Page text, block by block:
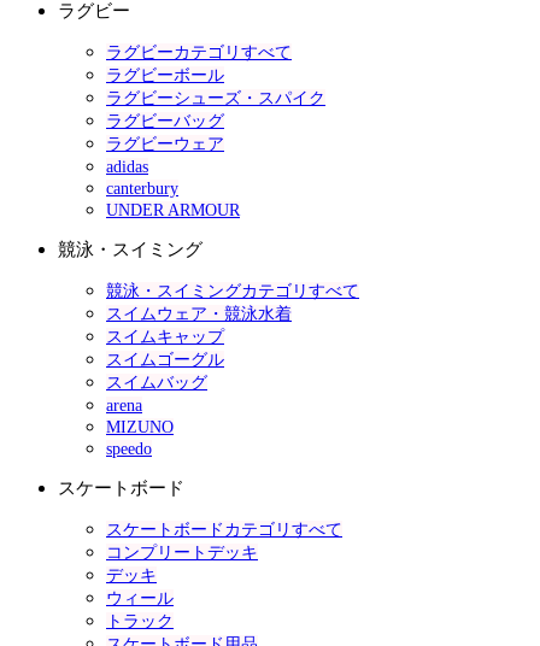
ラグビー
ラグビーカテゴリすべて
ラグビーボール
ラグビーシューズ・スパイク
ラグビーバッグ
ラグビーウェア
adidas
canterbury
UNDER ARMOUR
競泳・スイミング
競泳・スイミングカテゴリすべて
スイムウェア・競泳水着
スイムキャップ
スイムゴーグル
スイムバッグ
arena
MIZUNO
speedo
スケートボード
スケートボードカテゴリすべて
コンプリートデッキ
デッキ
ウィール
トラック